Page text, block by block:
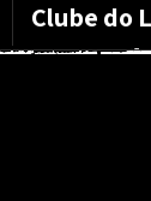
Clube do